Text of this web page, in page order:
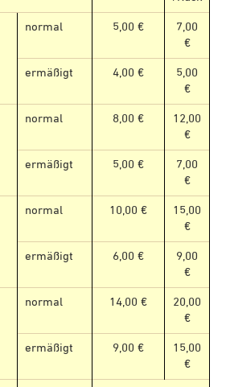
normal 5,00 €
7,00
€
ermäßigt 4,00 €
5,00
€
normal 8,00 €
12,00
€
ermäßigt 5,00 €
7,00
€
normal 10,00 €
15,00
€
ermäßigt 6,00 €
9,00
€
normal 14,00 €
20,00
€
ermäßigt 9,00 €
15,00
€